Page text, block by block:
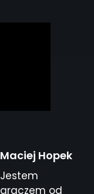
Maciej Hopek
Jestem
graczem od